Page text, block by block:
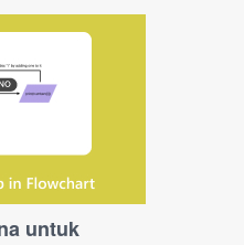
untuk